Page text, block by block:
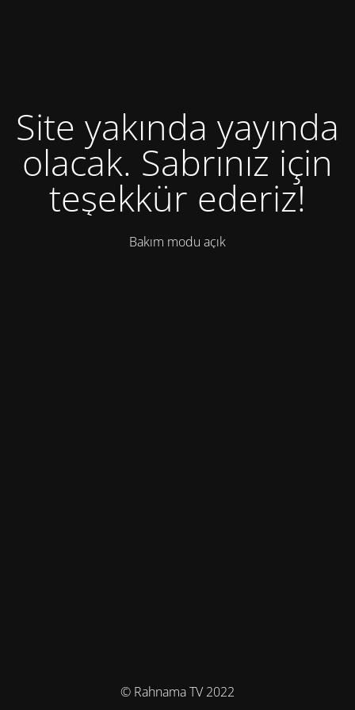
Site yakında yayında
olacak. Sabrınız için
teşekkür ederiz!
Bakım modu açık
© Rahnama TV 2022